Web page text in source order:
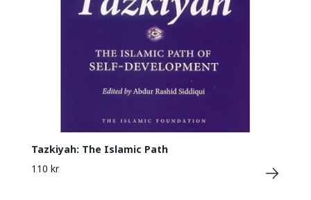
Tazkiyah: The Islamic Path
110 kr